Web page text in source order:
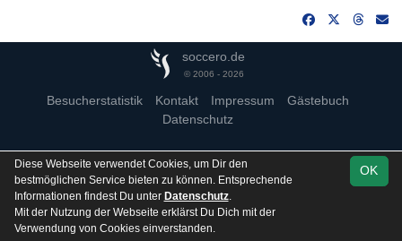
soccero.de
© 2006 - 2026
Besucherstatistik Kontakt Impressum
Gästebuch
Datenschutz
OK
Diese Webseite verwendet Cookies, um Dir den
bestmöglichen Service bieten zu können. Entsprechende
Informationen findest Du unter Datenschutz.
Mit der Nutzung der Webseite erklärst Du Dich mit der
Verwendung von Cookies einverstanden.